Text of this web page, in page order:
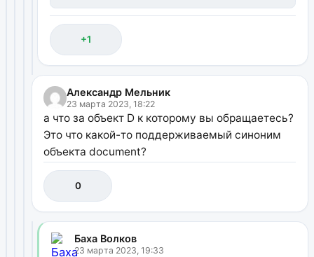
+1
Александр Мельник
23 марта 2023, 18:22
а что за объект D к которому вы обращаетесь?
Это что какой-то поддерживаемый синоним
объекта document?
0
Баха Волков
23 марта 2023, 19:33